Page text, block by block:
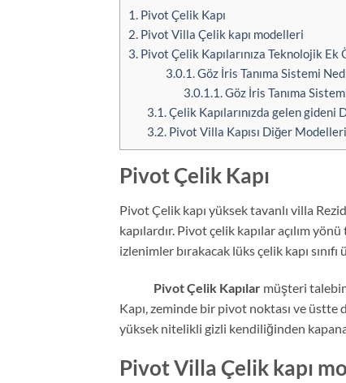
1. Pivot Çelik Kapı
2. Pivot Villa Çelik kapı modelleri
3. Pivot Çelik Kapılarınıza Teknolojik
3.0.1.Göz İris Tanıma Sistemi
3.0.1.1.Göz İris Tanıma
3.1.Çelik Kapılarınızda gelen
3.2.Pivot Villa Kapısı Diğer
Pivot Çelik Kapı
Pivot Çelik kapı yüksek tavanlı villa
kapılardır. Pivot çelik kapılar açılım
izlenimler bırakacak lüks çelik kapı sınıfı
Pivot Çelik Kapılar müşteri
Kapı, zeminde bir pivot noktası ve
yüksek nitelikli gizli kendiliğinden
Pivot Villa Çelik kapı